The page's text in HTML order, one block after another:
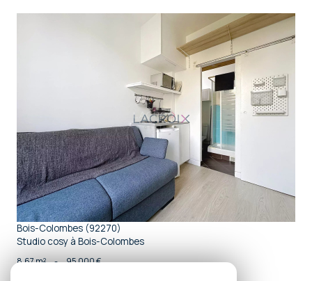
voir le bien
Bois-Colombes (92270)
Studio cosy à Bois-Colombes
8,67 m² - 95 000 €